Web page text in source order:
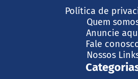
Política de
Quem
Anuncie
Fale
Nossos